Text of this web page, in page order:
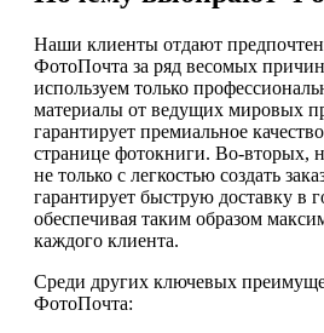
Наши клиенты отдают
ФотоПочта за ряд весомых
используем только
материалы от ведущих мировых
гарантирует премиальное
странице фотокниги. Во-вторых,
не только с легкостью создать
гарантирует быструю доставку в
обеспечивая таким образом
каждого клиента.
Среди других ключевых
ФотоПочта: